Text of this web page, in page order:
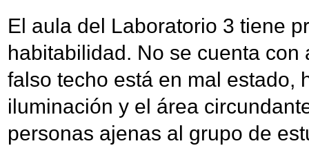
El aula del Laboratorio 3 tiene
habitabilidad. No se cuenta
falso techo está en mal estado,
iluminación y el área
personas ajenas al grupo de